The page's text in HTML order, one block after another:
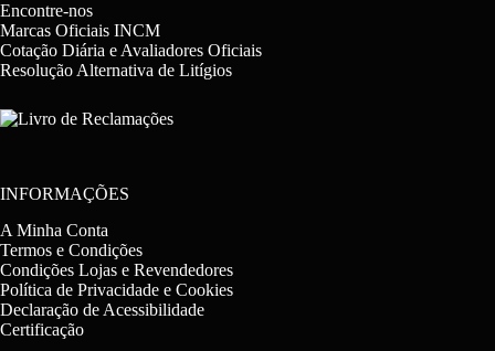
Encontre-nos
Marcas Oficiais INCM
Cotação Diária e Avaliadores Oficiais
Resolução Alternativa de Litígios
INFORMAÇÕES
A Minha Conta
Termos e Condições
Condições Lojas e Revendedores
Política de Privacidade e Cookies
Declaração de Acessibilidade
Certificação